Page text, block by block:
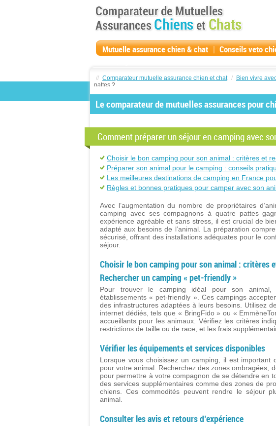
Mutuelle assurance chien & chat | Conseils veto
// Comparateur mutuelle assurance chien et chat / Bien vivre
pattes ?
Le comparateur de mutuelles assurances pour
Comment préparer un séjour en camping avec
Choisir le bon camping pour son animal : critères et
Préparer son animal pour le camping : conseils
Les meilleures destinations de camping en France
Règles et bonnes pratiques pour camper avec son
Avec l’augmentation du nombre de propriétaires
camping avec ses compagnons à quatre pattes
expérience agréable et sans stress, il est crucial de
adapté aux besoins de l’animal. La préparation
sécurisé, offrant des installations adéquates pour le
séjour.
Choisir le bon camping pour son animal : critères
Rechercher un camping « pet-friendly »
Pour trouver le camping idéal pour son
établissements « pet-friendly ». Ces campings
des infrastructures adaptées à leurs besoins. Utilisez
internet dédiés, tels que « BringFido » ou «
accueillants pour les animaux. Vérifiez les critères
restrictions de taille ou de race, et les frais
Vérifier les équipements et services disponibles
Lorsque vous choisissez un camping, il est important
pour votre animal. Recherchez des zones ombragées,
pour permettre à votre compagnon de se détendre en
des services supplémentaires comme des zones de
chiens. Ces commodités peuvent rendre le séjour
animal.
Consulter les avis et retours d’expérience